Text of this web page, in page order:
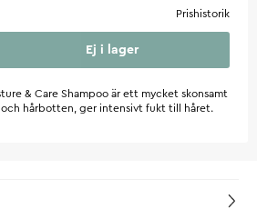
Prishistorik
Ej i lager
& Care Shampoo är ett mycket skonsamt
och hårbotten, ger intensivt fukt till håret.